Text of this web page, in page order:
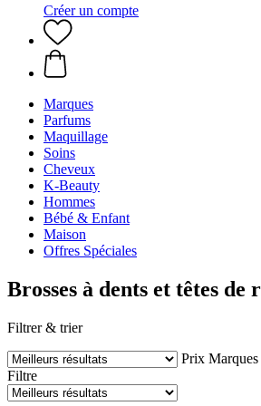
Créer un compte
Marques
Parfums
Maquillage
Soins
Cheveux
K-Beauty
Hommes
Bébé & Enfant
Maison
Offres Spéciales
Brosses à dents et têtes de
Filtrer & trier
Prix Marques
Filtre